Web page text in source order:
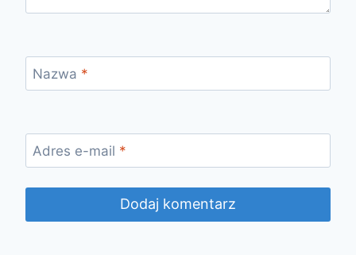
Nazwa *
Adres e-mail *